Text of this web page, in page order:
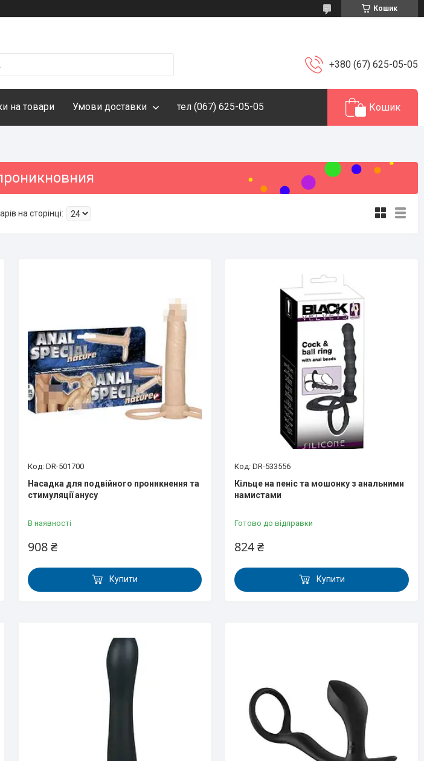
Кошик
+380 (67) 625-05-05
на товари Умови доставки тел (067) 625-05-05 Кошик
DR-501700
Насадка для подвійного проникнення та
стимуляції анусу
В наявності
908 ₴
Купити
DR-533556
Кільце на пеніс та мошонку з анальними
намистами
Готово до відправки
824 ₴
Купити